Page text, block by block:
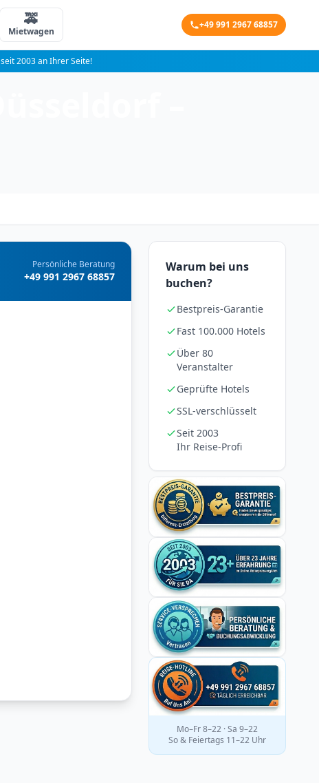
🚕
Mietwagen
+49 991 2967 68857
seit 2003 an Ihrer Seite!
Persönliche Beratung
+49 991 2967 68857
Warum bei uns
buchen?
Bestpreis-Garantie
Fast 100.000 Hotels
Über 80
Veranstalter
Geprüfte Hotels
SSL-verschlüsselt
Seit 2003
Ihr Reise-Profi
Mo–Fr 8–22 · Sa 9–22
So & Feiertags 11–22 Uhr